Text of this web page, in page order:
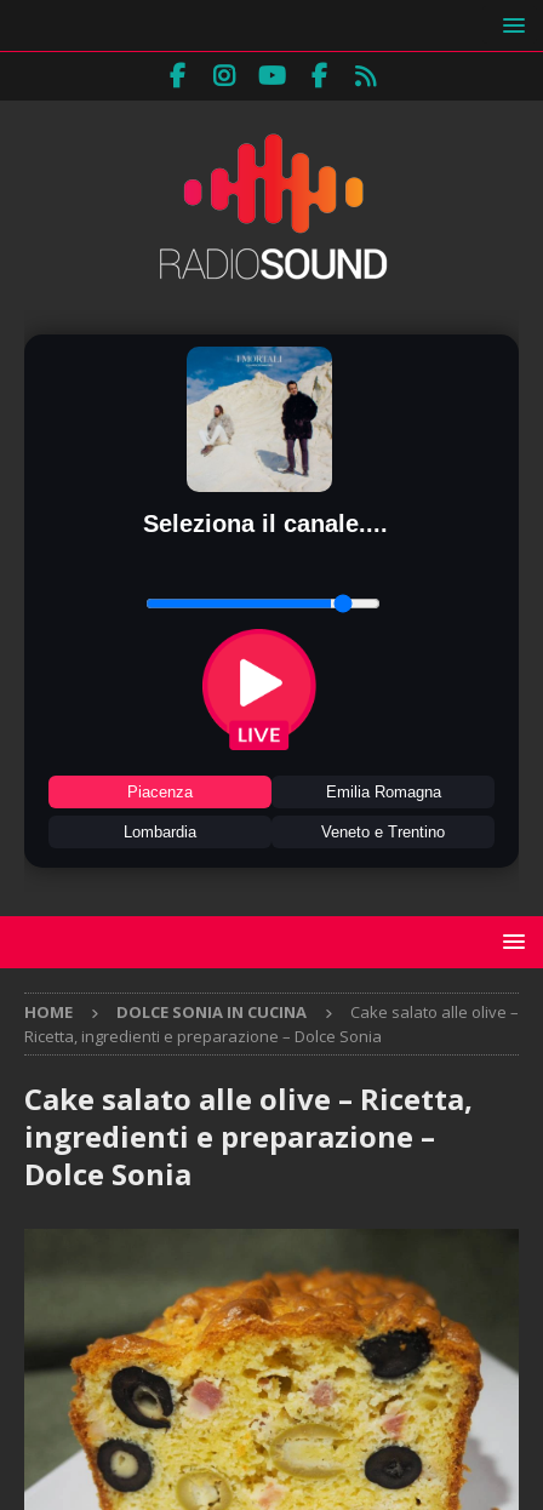
Seleziona il canale....
Piacenza Emilia Romagna
Lombardia Veneto e Trentino
HOME DOLCE SONIA IN CUCINA
Cake salato alle olive –
Ricetta, ingredienti e preparazione – Dolce Sonia
Cake salato alle olive – Ricetta,
ingredienti e preparazione –
Dolce Sonia